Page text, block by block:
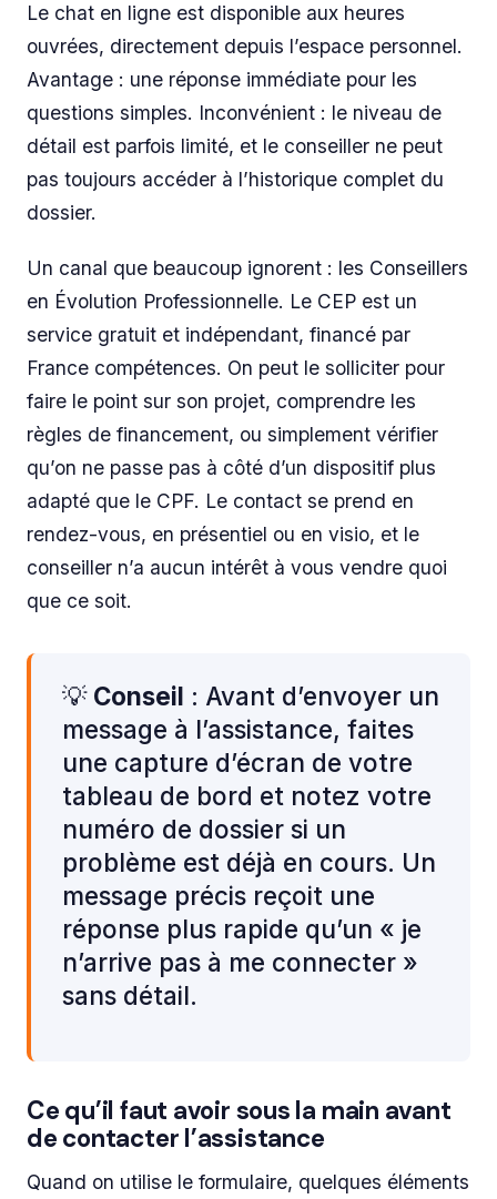
Le chat en ligne est disponible aux heures
ouvrées, directement depuis l’espace personnel.
Avantage : une réponse immédiate pour les
questions simples. Inconvénient : le niveau de
détail est parfois limité, et le conseiller ne peut
pas toujours accéder à l’historique complet du
dossier.
Un canal que beaucoup ignorent : les Conseillers
en Évolution Professionnelle. Le CEP est un
service gratuit et indépendant, financé par
France compétences. On peut le solliciter pour
faire le point sur son projet, comprendre les
règles de financement, ou simplement vérifier
qu’on ne passe pas à côté d’un dispositif plus
adapté que le CPF. Le contact se prend en
rendez-vous, en présentiel ou en visio, et le
conseiller n’a aucun intérêt à vous vendre quoi
que ce soit.
💡 Conseil : Avant d’envoyer un
message à l’assistance, faites
une capture d’écran de votre
tableau de bord et notez votre
numéro de dossier si un
problème est déjà en cours. Un
message précis reçoit une
réponse plus rapide qu’un « je
n’arrive pas à me connecter »
sans détail.
Ce qu’il faut avoir sous la main avant
de contacter l’assistance
Quand on utilise le formulaire, quelques éléments